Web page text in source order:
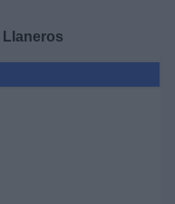
Llaneros